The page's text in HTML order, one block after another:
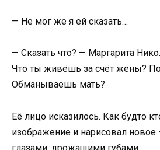
— Не мог же я ей сказать…
— Сказать что? — Маргарита
Что ты живёшь за счёт жены?
Обманываешь мать?
Её лицо исказилось. Как будто
изображение и нарисовал
глазами, дрожащими губами.